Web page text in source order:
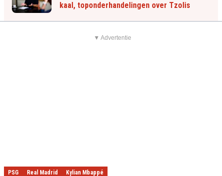
kaal, toponderhandelingen over Tzolis
▼ Advertentie
PSG Real Madrid Kylian Mbappé